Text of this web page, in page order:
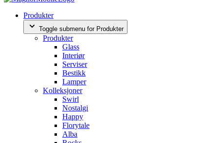
Produkter
Toggle submenu for Produkter
Produkter
Glass
Interiør
Serviser
Bestikk
Lamper
Kolleksjoner
Swirl
Nostalgi
Happy
Florytale
Alba